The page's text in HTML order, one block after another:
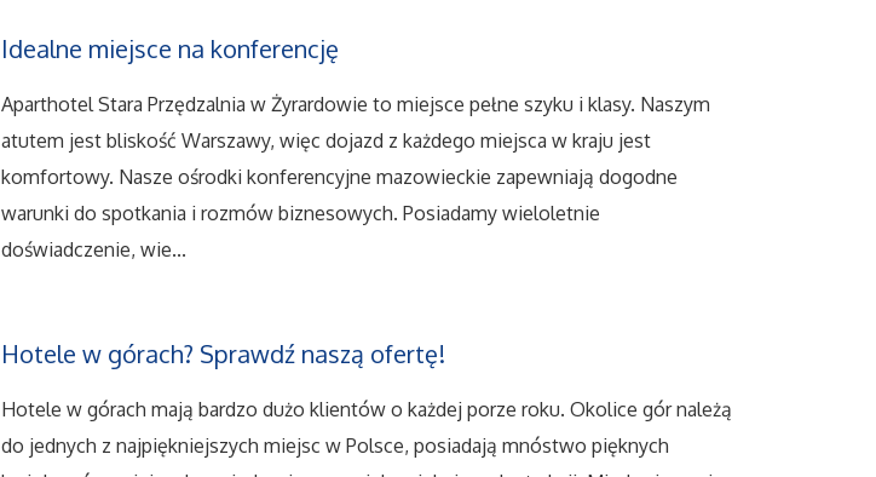
Idealne miejsce na konferencję
Aparthotel Stara Przędzalnia w Żyrardowie to miejsce pełne szyku i klasy. Naszym
atutem jest bliskość Warszawy, więc dojazd z każdego miejsca w kraju jest
komfortowy. Nasze ośrodki konferencyjne mazowieckie zapewniają dogodne
warunki do spotkania i rozmów biznesowych. Posiadamy wieloletnie
doświadczenie, wie...
Hotele w górach? Sprawdź naszą ofertę!
Hotele w górach mają bardzo dużo klientów o każdej porze roku. Okolice gór należą
do jednych z najpiękniejszych miejsc w Polsce, posiadają mnóstwo pięknych